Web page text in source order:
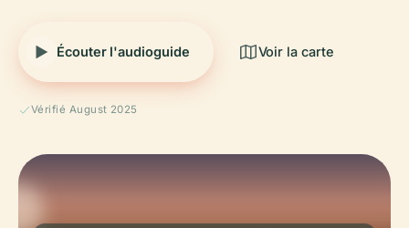
Écouter l'audioguide Voir la carte
Vérifié August 2025